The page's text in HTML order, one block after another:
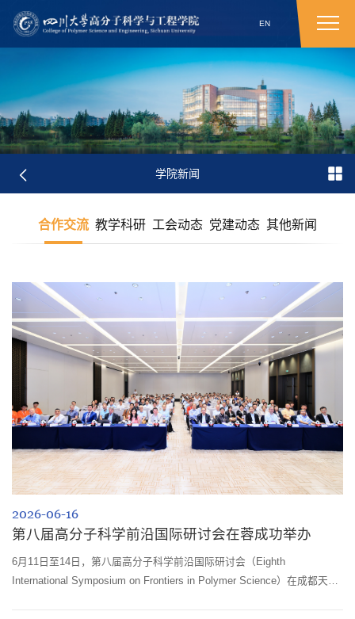
EN
学院新闻
合作交流 教学科研 工会动态 党建动态 其他新闻
2026-06-16
第八届高分子科学前沿国际研讨会在蓉成功举办
6月11日至14日，第八届高分子科学前沿国际研讨会（Eighth
International Symposium on Frontiers in Polymer Science）在成都天府